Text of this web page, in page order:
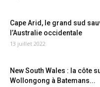
Cape Arid, le grand sud
l’Australie occidentale
13 juillet 2022
New South Wales : la côte
Wollongong à Batemans...